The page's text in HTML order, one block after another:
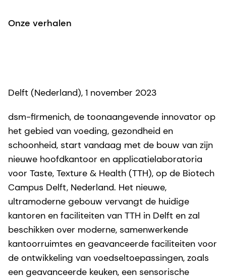
Onze verhalen
Delft (Nederland), 1 november 2023
dsm-firmenich, de toonaangevende innovator op
het gebied van voeding, gezondheid en
schoonheid, start vandaag met de bouw van zijn
nieuwe hoofdkantoor en applicatielaboratoria
voor Taste, Texture & Health (TTH), op de Biotech
Campus Delft, Nederland. Het nieuwe,
ultramoderne gebouw vervangt de huidige
kantoren en faciliteiten van TTH in Delft en zal
beschikken over moderne, samenwerkende
kantoorruimtes en geavanceerde faciliteiten voor
de ontwikkeling van voedseltoepassingen, zoals
een geavanceerde keuken, een sensorische